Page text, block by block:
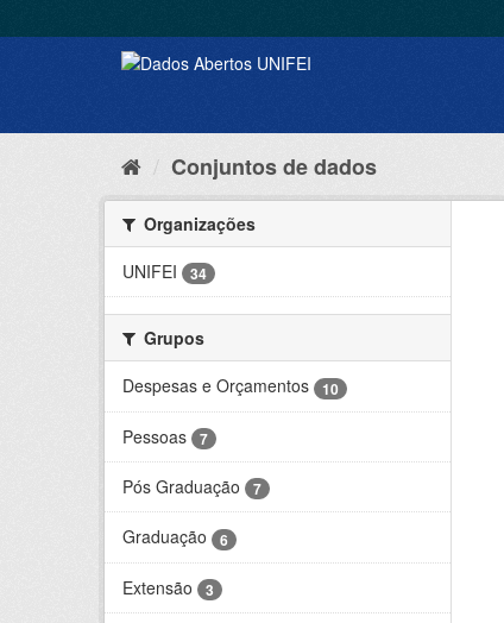
Conjuntos de dados
Organizações
UNIFEI
34
Grupos
Despesas e Orçamentos
10
Pessoas 7
Pós Graduação 7
Graduação 6
Extensão 3